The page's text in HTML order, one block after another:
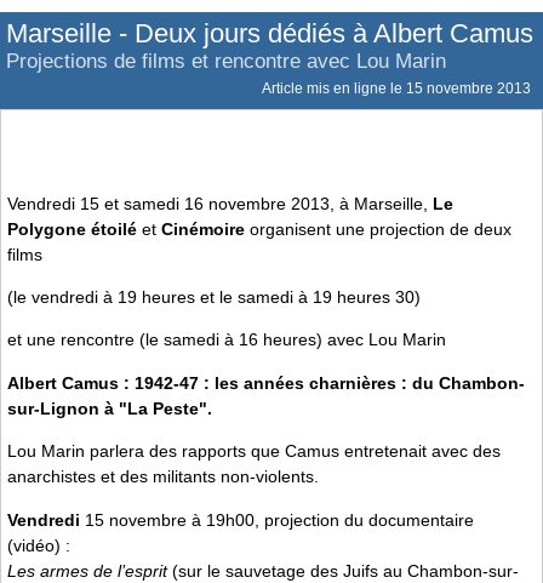
Marseille - Deux jours dédiés à Albert Camus
Projections de films et rencontre avec Lou Marin
Article mis en ligne le 15 novembre 2013
Vendredi 15 et samedi 16 novembre 2013, à Marseille, Le
Polygone étoilé et Cinémoire organisent une projection de deux
films
(le vendredi à 19 heures et le samedi à 19 heures 30)
et une rencontre (le samedi à 16 heures) avec Lou Marin
Albert Camus : 1942-47 : les années charnières : du Chambon-
sur-Lignon à "La Peste".
Lou Marin parlera des rapports que Camus entretenait avec des
anarchistes et des militants non-violents.
Vendredi 15 novembre à 19h00, projection du documentaire
(vidéo) :
Les armes de l’esprit(sur le sauvetage des Juifs au Chambon-sur-